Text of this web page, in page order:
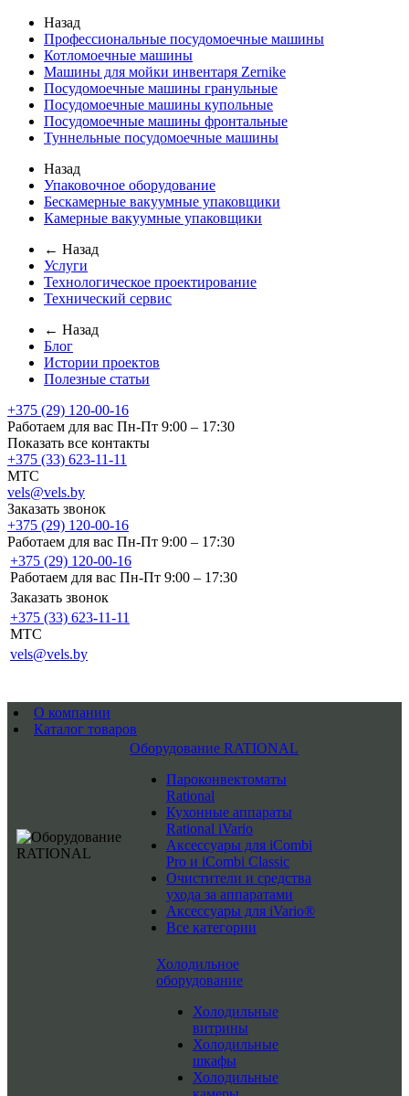
Назад
Профессиональные посудомоечные машины
Котломоечные машины
Машины для мойки инвентаря Zernike
Посудомоечные машины гранульные
Посудомоечные машины купольные
Посудомоечные машины фронтальные
Туннельные посудомоечные машины
Назад
Упаковочное оборудование
Бескамерные вакуумные упаковщики
Камерные вакуумные упаковщики
← Назад
Услуги
Технологическое проектирование
Технический сервис
← Назад
Блог
Истории проектов
Полезные статьи
+375 (29) 120-00-16
Работаем для вас Пн-Пт 9:00 – 17:30
Показать все контакты
+375 (33) 623-11-11
MTC
vels@vels.by
Заказать звонок
+375 (29) 120-00-16
Работаем для вас Пн-Пт 9:00 – 17:30
+375 (29) 120-00-16
Работаем для вас Пн-Пт 9:00 – 17:30
Заказать звонок
+375 (33) 623-11-11
MTC
vels@vels.by
О компании
Каталог товаров
Оборудование RATIONAL
Пароконвектоматы
Rational
Кухонные аппараты
Rational iVario
Аксессуары для iCombi
Pro и iCombi Classic
Очистители и средства
ухода за аппаратами
Аксессуары для iVario®
Все категории
Холодильное
оборудование
Холодильные
витрины
Холодильные
шкафы
Холодильные